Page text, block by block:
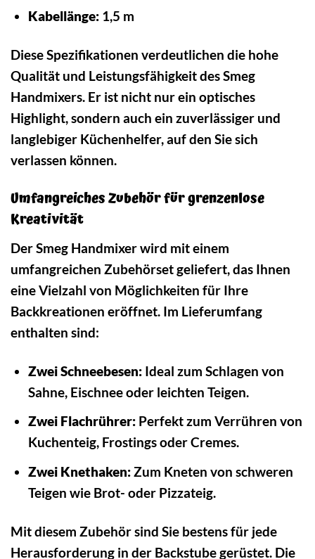
Kabellänge:1,5 m
Diese Spezifikationen verdeutlichen die hohe
Qualität und Leistungsfähigkeit des Smeg
Handmixers. Er ist nicht nur ein optisches
Highlight, sondern auch ein zuverlässiger und
langlebiger Küchenhelfer, auf den Sie sich
verlassen können.
Umfangreiches Zubehör für grenzenlose
Kreativität
Der Smeg Handmixer wird mit einem
umfangreichen Zubehörset geliefert, das Ihnen
eine Vielzahl von Möglichkeiten für Ihre
Backkreationen eröffnet. Im Lieferumfang
enthalten sind:
Zwei Schneebesen:Ideal zum Schlagen von
Sahne, Eischnee oder leichten Teigen.
Zwei Flachrührer:Perfekt zum Verrühren von
Kuchenteig, Frostings oder Cremes.
Zwei Knethaken:Zum Kneten von schweren
Teigen wie Brot- oder Pizzateig.
Mit diesem Zubehör sind Sie bestens für jede
Herausforderung in der Backstube gerüstet. Die